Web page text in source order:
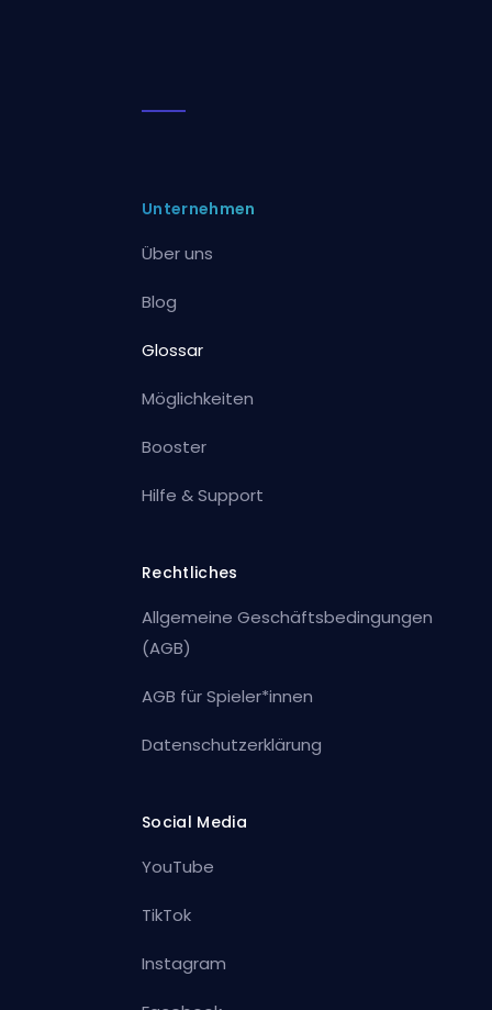
Unternehmen
Über uns
Blog
Glossar
Möglichkeiten
Booster
Hilfe & Support
Rechtliches
Allgemeine Geschäftsbedingungen
(AGB)
AGB für Spieler*innen
Datenschutzerklärung
Social Media
YouTube
TikTok
Instagram